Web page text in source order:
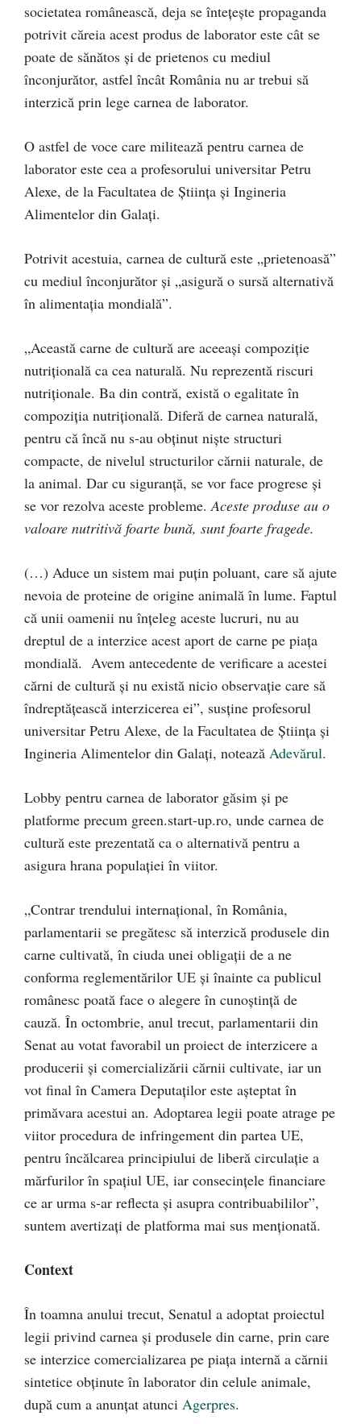
societatea românească, deja se întețește propaganda
potrivit căreia acest produs de laborator este cât se
poate de sănătos și de prietenos cu mediul
înconjurător, astfel încât România nu ar trebui să
interzică prin lege carnea de laborator.
O astfel de voce care militează pentru carnea de
laborator este cea a profesorului universitar Petru
Alexe, de la Facultatea de Știința și Ingineria
Alimentelor din Galați.
Potrivit acestuia, carnea de cultură este „prietenoasă”
cu mediul înconjurător și „asigură o sursă alternativă
în alimentația mondială”.
„Această carne de cultură are aceeași compoziție
nutrițională ca cea naturală. Nu reprezentă riscuri
nutriționale. Ba din contră, există o egalitate în
compoziția nutrițională. Diferă de carnea naturală,
pentru că încă nu s-au obținut niște structuri
compacte, de nivelul structurilor cărnii naturale, de
la animal. Dar cu siguranță, se vor face progrese și
se vor rezolva aceste probleme.Aceste produse au o
valoare nutritivă foarte bună, sunt foarte fragede.
(…) Aduce un sistem mai puțin poluant, care să ajute
nevoia de proteine de origine animală în lume. Faptul
că unii oamenii nu înțeleg aceste lucruri, nu au
dreptul de a interzice acest aport de carne pe piața
mondială. Avem antecedente de verificare a acestei
cărni de cultură și nu există nicio observație care să
îndreptățească interzicerea ei”, susține profesorul
universitar Petru Alexe, de la Facultatea de Știința și
Ingineria Alimentelor din Galați, notează Adevărul.
Lobby pentru carnea de laborator găsim și pe
platforme precum green.start-up.ro, unde carnea de
cultură este prezentată ca o alternativă pentru a
asigura hrana populației în viitor.
„Contrar trendului internațional, în România,
parlamentarii se pregătesc să interzică produsele din
carne cultivată, în ciuda unei obligații de a ne
conforma reglementărilor UE și înainte ca publicul
românesc poată face o alegere în cunoștință de
cauză. În octombrie, anul trecut, parlamentarii din
Senat au votat favorabil un proiect de interzicere a
producerii și comercializării cărnii cultivate, iar un
vot final în Camera Deputaților este așteptat în
primăvara acestui an. Adoptarea legii poate atrage pe
viitor procedura de infringement din partea UE,
pentru încălcarea principiului de liberă circulație a
mărfurilor în spațiul UE, iar consecințele financiare
ce ar urma s-ar reflecta și asupra contribuabililor”,
suntem avertizați de platforma mai sus menționată.
Context
În toamna anului trecut, Senatul a adoptat proiectul
legii privind carnea şi produsele din carne, prin care
se interzice comercializarea pe piaţa internă a cărnii
sintetice obţinute în laborator din celule animale,
după cum a anunțat atunci Agerpres.